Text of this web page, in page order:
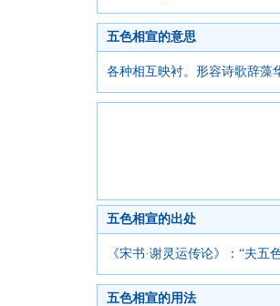
五色相宣的意思
各种相互映衬。形容诗歌辞藻
五色相宣的出处
《宋书·谢灵运传论》：“夫
五色相宣的用法